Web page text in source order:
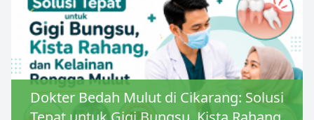
Dokter Bedah Mulut di Cikarang: Solusi